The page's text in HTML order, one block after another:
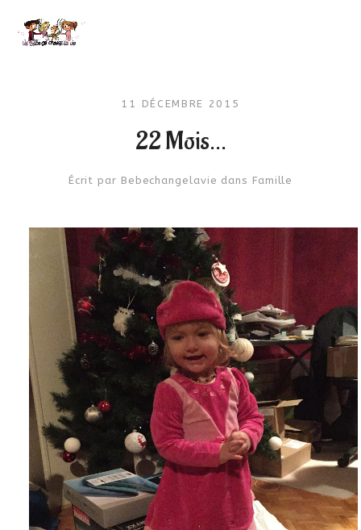
11 DÉCEMBRE 2015
22 Mois…
Écrit par Bebechangelavie dans Famille